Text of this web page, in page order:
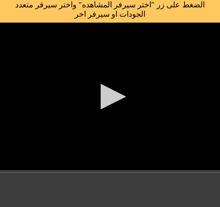
الضغط على زر "اختر سيرفر المشاهده" واختر سيرفر متعدد
الجودات او سيرفر اخر